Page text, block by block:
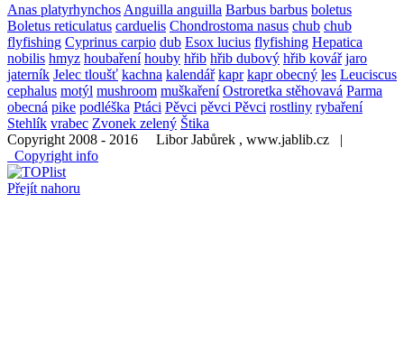
Anas platyrhynchos Anguilla anguilla Barbus barbus boletus
Boletus reticulatus carduelis Chondrostoma nasus chub chub
flyfishing Cyprinus carpio dub Esox lucius flyfishing Hepatica
nobilis hmyz houbaření houby hřib hřib dubový hřib kovář jaro
jaterník Jelec tloušť kachna kalendář kapr kapr obecný les Leuciscus
cephalus motýl mushroom muškaření Ostroretka stěhovavá Parma
obecná pike podléška Ptáci Pěvci pěvci Pěvci rostliny rybaření
Stehlík vrabec Zvonek zelený Štika
Copyright 2008 - 2016 Libor Jabůrek , www.jablib.cz |
Copyright info
Přejít nahoru